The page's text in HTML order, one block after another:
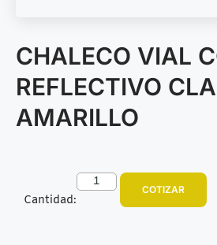
CHALECO VIAL
REFLECTIVO
AMARILLO
Cantidad:
COTIZAR